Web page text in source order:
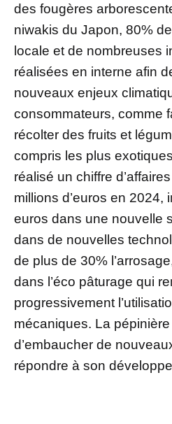
des fougères
niwakis du Japon, 80%
locale et de nombreuses
réalisées en interne afin
nouveaux enjeux
consommateurs, comme
récolter des fruits et
compris les plus
réalisé un chiffre
millions d’euros en 2024,
euros dans une nouvelle
dans de nouvelles
de plus de 30%
dans l’éco pâturage qui
progressivement
mécaniques. La
d’embaucher de
répondre à son